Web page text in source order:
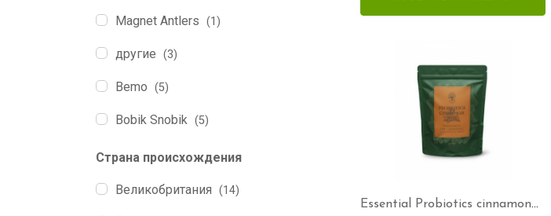
0.500
0.750 (1)
Magnet Antlers (1)
другие (3)
Bemo (5)
Bobik Snobik (5)
Chewllagen (2)
DigDog (8)
Страна происхождения
Великобритания (14)
–
Essential Probiotics cinnamon